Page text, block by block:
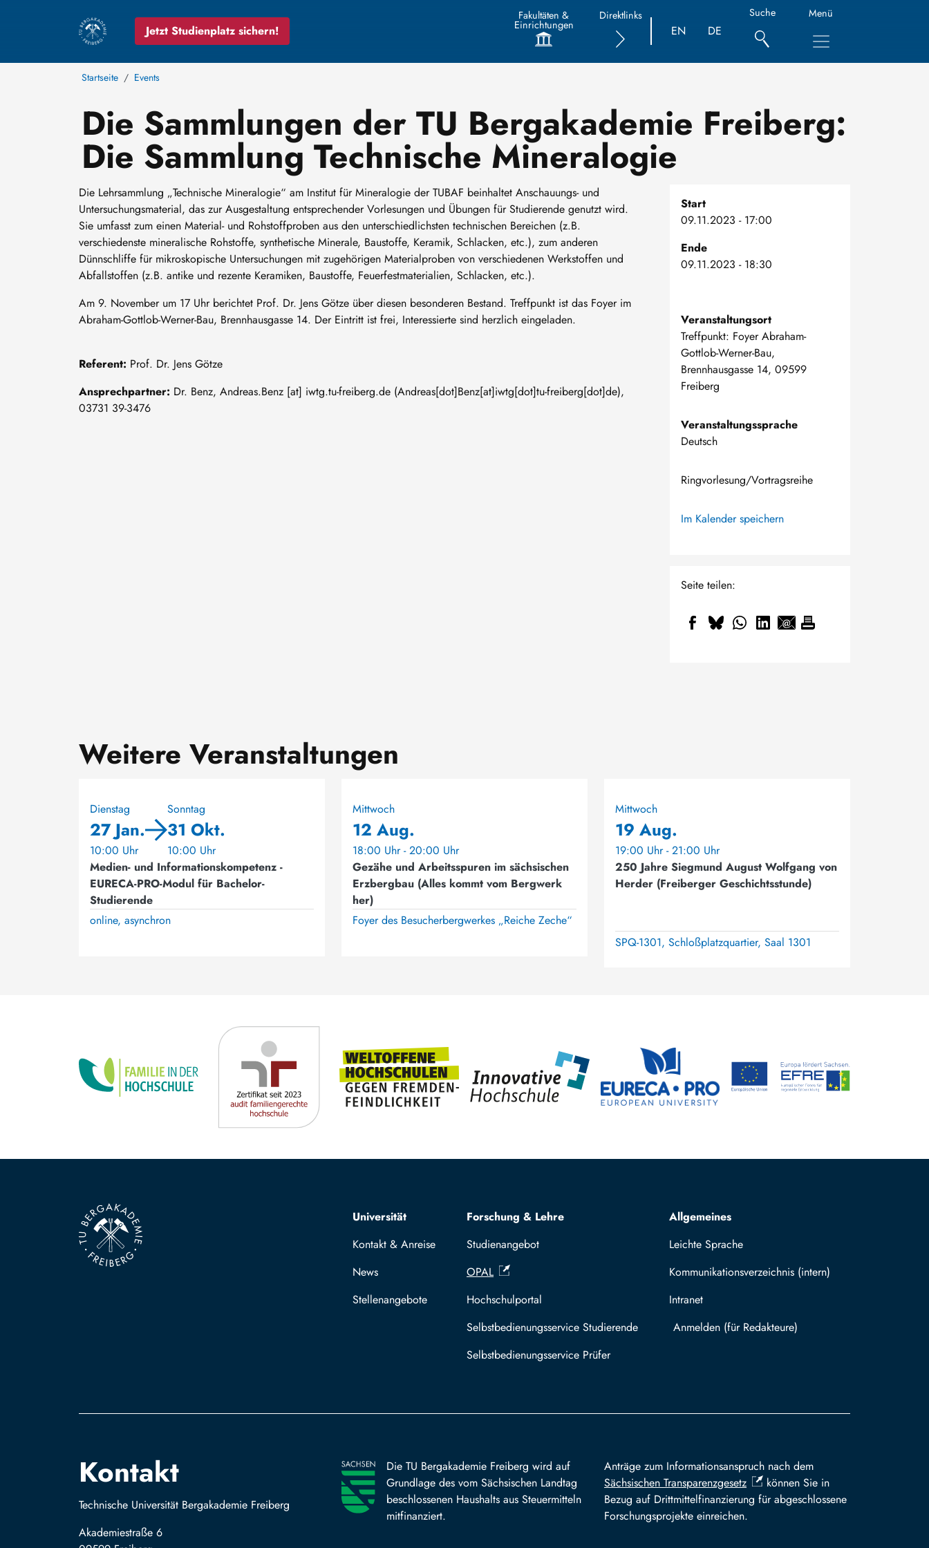
Jetzt Studienplatz sichern!
Fakultäten &
Einrichtungen
Direktlinks
EN DE
Suche Menü
Startseite Events
Die Sammlungen der TU Bergakademie Freiberg:
Die Sammlung Technische Mineralogie
Die Lehrsammlung „Technische Mineralogie“ am Institut für Mineralogie der TUBAF beinhaltet Anschauungs- und
Untersuchungsmaterial, das zur Ausgestaltung entsprechender Vorlesungen und Übungen für Studierende genutzt wird.
Sie umfasst zum einen Material- und Rohstoffproben aus den unterschiedlichsten technischen Bereichen (z.B.
verschiedenste mineralische Rohstoffe, synthetische Minerale, Baustoffe, Keramik, Schlacken, etc.), zum anderen
Dünnschliffe für mikroskopische Untersuchungen mit zugehörigen Materialproben von verschiedenen Werkstoffen und
Abfallstoffen (z.B. antike und rezente Keramiken, Baustoffe, Feuerfestmaterialien, Schlacken, etc.).
Am 9. November um 17 Uhr berichtet Prof. Dr. Jens Götze über diesen besonderen Bestand. Treffpunkt ist das Foyer im
Abraham-Gottlob-Werner-Bau, Brennhausgasse 14. Der Eintritt ist frei, Interessierte sind herzlich eingeladen.
Referent: Prof. Dr. Jens Götze
Ansprechpartner: Dr. Benz, Andreas.Benz [at] iwtg.tu-freiberg.de (Andreas[dot]Benz[at]iwtg[dot]tu-freiberg[dot]de),
03731 39-3476
Start
09.11.2023 - 17:00
Ende
09.11.2023 - 18:30
Veranstaltungsort
Treffpunkt: Foyer Abraham-
Gottlob-Werner-Bau,
Brennhausgasse 14, 09599
Freiberg
Veranstaltungssprache
Deutsch
Ringvorlesung/Vortragsreihe
Im Kalender speichern
Seite teilen:
Weitere Veranstaltungen
Dienstag
27 Jan.
10:00 Uhr
Sonntag
31 Okt.
10:00 Uhr
Medien- und Informationskompetenz -
EURECA-PRO-Modul für Bachelor-
Studierende
online, asynchron
Mittwoch
12 Aug.
18:00 Uhr - 20:00 Uhr
Gezähe und Arbeitsspuren im sächsischen
Erzbergbau (Alles kommt vom Bergwerk
her)
Foyer des Besucherbergwerkes „Reiche Zeche“
Mittwoch
19 Aug.
19:00 Uhr - 21:00 Uhr
250 Jahre Siegmund August Wolfgang von
Herder (Freiberger Geschichtsstunde)
SPQ-1301, Schloßplatzquartier, Saal 1301
Top navigation
Universität
Kontakt & Anreise
News
Stellenangebote
Forschung & Lehre
Studienangebot
OPAL
Hochschulportal
Selbstbedienungsservice Studierende
Selbstbedienungsservice Prüfer
Allgemeines
Leichte Sprache
Kommunikationsverzeichnis (intern)
Intranet
Mit TUBAF Login anmelden
Kontakt
Technische Universität Bergakademie Freiberg
Akademiestraße 6
Die TU Bergakademie Freiberg wird auf
Grundlage des vom Sächsischen Landtag
beschlossenen Haushalts aus Steuermitteln
mitfinanziert.
Anträge zum Informationsanspruch nach dem
Sächsischen Transparenzgesetz
können Sie in
Bezug auf Drittmittelfinanzierung für abgeschlossene
Forschungsprojekte einreichen.